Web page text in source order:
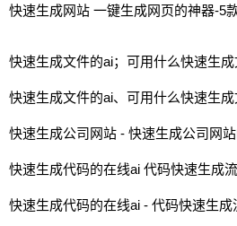
快速生成网站 一键生成网页的神器-5
快速生成文件的ai；可用什么快速生
快速生成文件的ai、可用什么快速生
快速生成公司网站 - 快速生成公司网
快速生成代码的在线ai 代码快速生成
快速生成代码的在线ai - 代码快速生成